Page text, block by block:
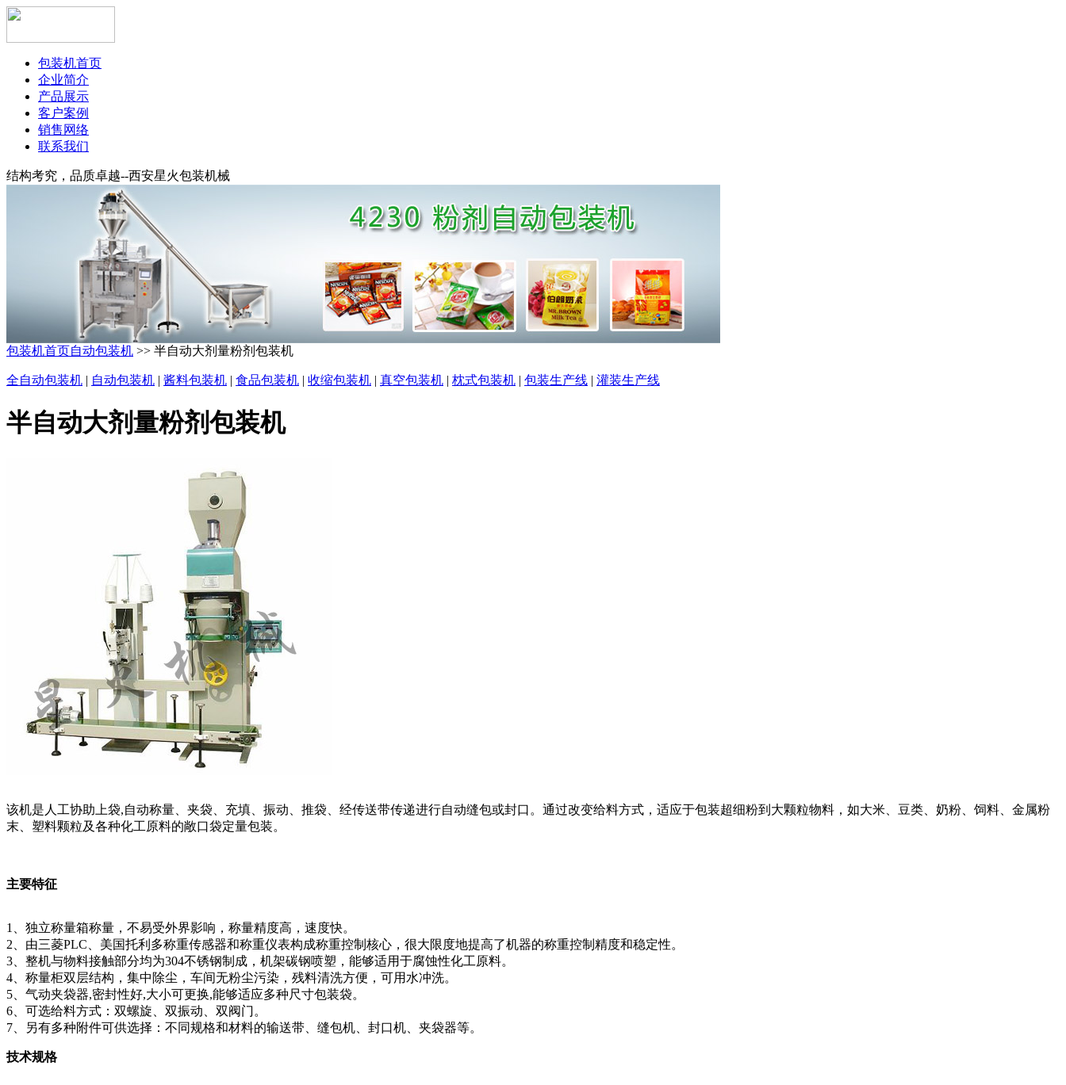
包装机首页
企业简介
产品展示
客户案例
销售网络
联系我们
结构考究，品质卓越--西安星火包装机械
包装机首页自动包装机 >> 半自动大剂量粉剂包装机
全自动包装机 | 自动包装机 | 酱料包装机 | 食品包装机 | 收缩包装机 | 真空包装机 | 枕式包装机 | 包装生产线 | 灌装生产线
半自动大剂量粉剂包装机
该机是人工协助上袋,自动称量、夹袋、充填、振动、推袋、经传送带传递进行自动缝包或封口。通过改变给料方式，适应于包装超细粉到大颗粒物料，如大米、豆类、奶粉、饲料、金属粉
末、塑料颗粒及各种化工原料的敞口袋定量包装。
主要特征
1、独立称量箱称量，不易受外界影响，称量精度高，速度快。
2、由三菱PLC、美国托利多称重传感器和称重仪表构成称重控制核心，很大限度地提高了机器的称重控制精度和稳定性。
3、整机与物料接触部分均为304不锈钢制成，机架碳钢喷塑，能够适用于腐蚀性化工原料。
4、称量柜双层结构，集中除尘，车间无粉尘污染，残料清洗方便，可用水冲洗。
5、气动夹袋器,密封性好,大小可更换,能够适应多种尺寸包装袋。
6、可选给料方式：双螺旋、双振动、双阀门。
7、另有多种附件可供选择：不同规格和材料的输送带、缝包机、封口机、夹袋器等。
技术规格